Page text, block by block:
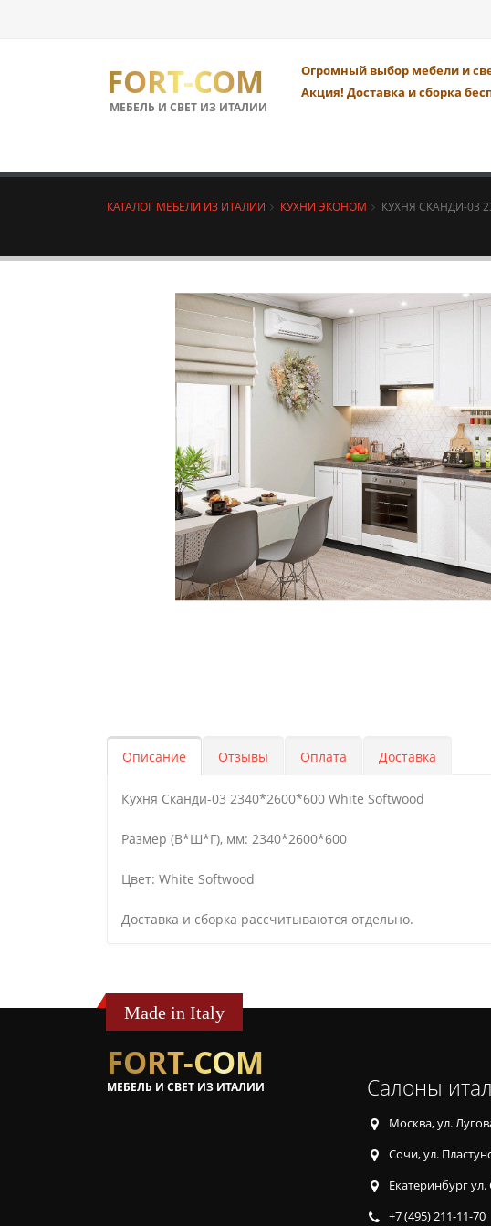
FORT-COM
МЕБЕЛЬ И СВЕТ ИЗ ИТАЛИИ
Огромный выбор мебели и
Акция! Доставка и сборка
КАТАЛОГ МЕБЕЛИ ИЗ ИТАЛИИ КУХНИ ЭКОНОМ КУХНЯ СКАНДИ-03
Описание Отзывы Оплата Доставка
Кухня Сканди-03 2340*2600*600 White Softwood
Размер (В*Ш*Г), мм: 2340*2600*600
Цвет: White Softwood
Доставка и сборка рассчитываются отдельно.
Made in Italy
FORT-COM
МЕБЕЛЬ И СВЕТ ИЗ ИТАЛИИ Салоны
Москва, ул.
Сочи, ул.
Екатеринбург ул.
+7 (495) 211-11-70